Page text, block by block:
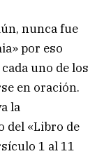
nunca fue
por eso
uno de los
en oración.
la
del «Libro de
1 al 11